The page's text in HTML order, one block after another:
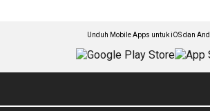
Unduh Mobile Apps untuk iOS dan